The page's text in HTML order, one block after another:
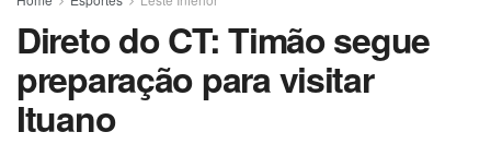
Direto do CT: Timão segue
preparação para visitar
Ituano